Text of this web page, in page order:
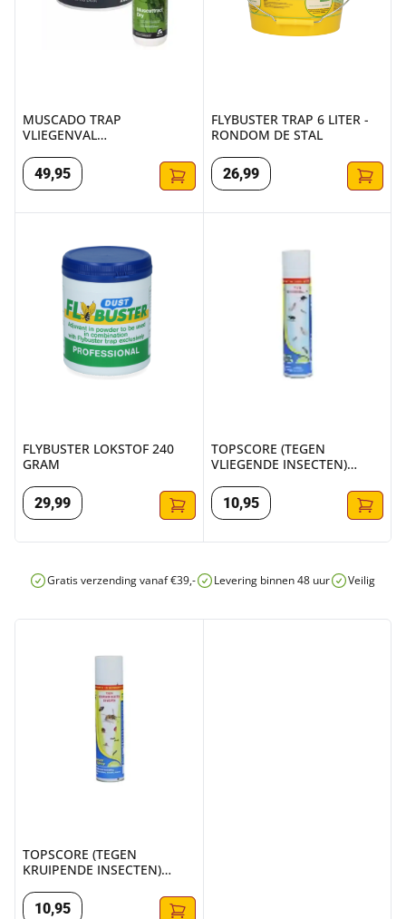
MUSCADO TRAP
VLIEGENVAL
49,95
FLYBUSTER TRAP 6 LITER -
RONDOM DE STAL
26,99
FLYBUSTER LOKSTOF 240
GRAM
29,99
TOPSCORE (TEGEN
VLIEGENDE INSECTEN)
10,95
Gratis verzending vanaf €39,- Levering binnen 48 uur Veilig
TOPSCORE (TEGEN
KRUIPENDE INSECTEN)
10,95